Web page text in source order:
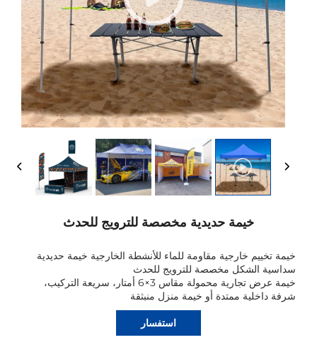
خيمة حديدية مخصصة للترويج للحدث
خيمة تخييم خارجية مقاومة للماء للأنشطة الخارجية خيمة حديدية
سداسية الشكل مخصصة للترويج للحدث
خيمة عرض تجارية محمولة مقاس 3×6 أمتار، سريعة التركيب،
شرفة داخلية ممتدة أو خيمة منزل منبثقة
استفسار